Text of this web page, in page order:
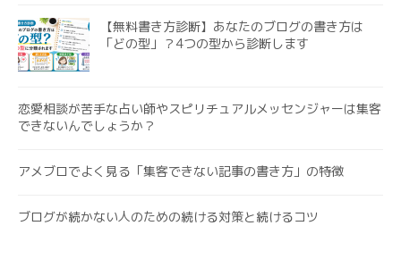
【無料書き方診断】あなたのブログの書き方は
「どの型」？4つの型から診断します
恋愛相談が苦手な占い師やスピリチュアルメッセンジャーは集客
できないんでしょうか？
アメブロでよく見る「集客できない記事の書き方」の特徴
ブログが続かない人のための続ける対策と続けるコツ